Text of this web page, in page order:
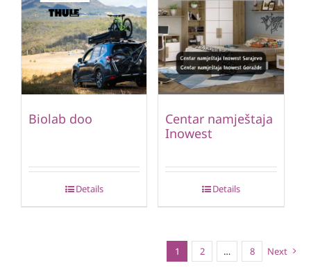
Biolab doo
Details
Centar namještaja
Inowest
Details
1 2 … 8 Next